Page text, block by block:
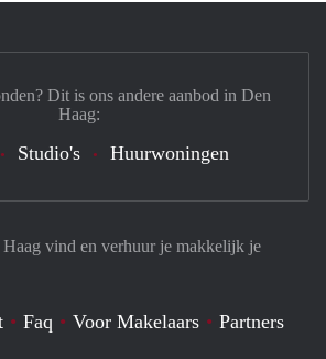
vind en verhuur je makkelijk je
Faq Voor Makelaars
Partners
Dit is ons andere aanbod in Den
Haag:
Studio's Huurwoningen